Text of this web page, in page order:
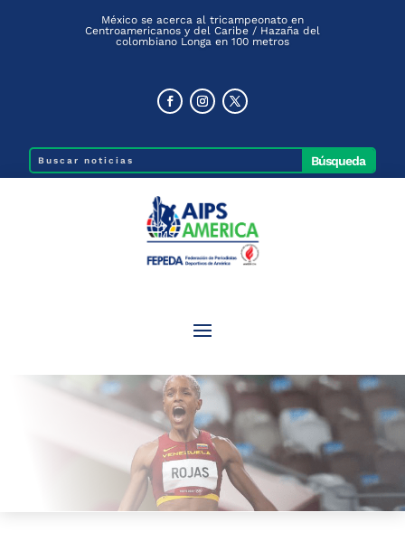
México se acerca al tricampeonato en
Centroamericanos y del Caribe / Hazaña del
colombiano Longa en 100 metros